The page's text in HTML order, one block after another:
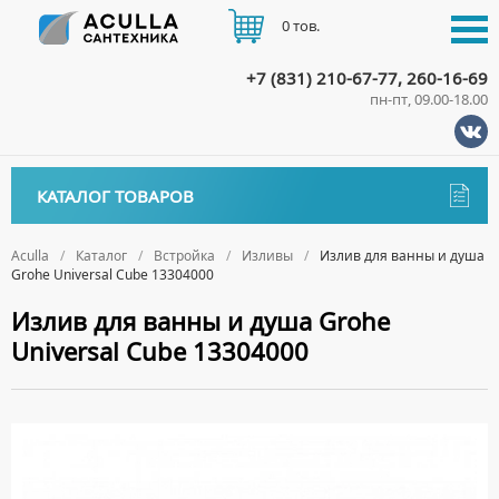
Aculla Каталог Встройка Изливы
Излив для ванны и душа
Grohe Universal Cube 13304000
Излив для ванны и душа Grohe
Universal Cube 13304000
КАТАЛОГ ТОВАРОВ
ДЕРЖАТЕЛИ
ДИСПЕНСЕРЫ
ДОЗАТОРЫ ДЛЯ МЫЛА
Биде
НАПОЛЬНЫЕ БИДЕ
ПОДВЕСНЫЕ БИДЕ
КРЫШКИ ДЛЯ БИДЕ
Ванны
АКРИЛОВЫЕ ВАННЫ
Ванны комплектующие
+7 (831) 210-67-77, 260-16-69
пн-пт, 09.00-18.00
0 тов.
ДОСТАВКА
ОПЛАТА
КОНТАКТЫ